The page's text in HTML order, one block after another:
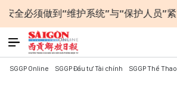
到“维护系统”与“保护人员”紧密结合
SGGP Online SGGP Đầu tư Tài chính SGGP Thể Thao